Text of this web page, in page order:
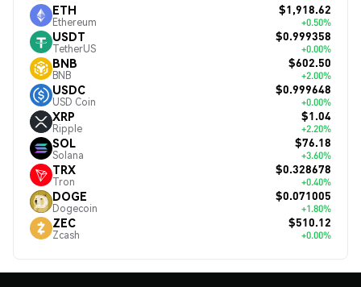
ETH
Ethereum
$1,918.62
+0.50%
USDT
TetherUS
$0.999358
+0.00%
BNB
BNB
$602.50
+2.00%
USDC
USD Coin
$0.999648
+0.00%
XRP
Ripple
$1.04
+2.20%
SOL
Solana
$76.18
+3.60%
TRX
Tron
$0.328678
+0.40%
DOGE
Dogecoin
$0.071005
+1.80%
ZEC
Zcash
$510.12
+0.00%